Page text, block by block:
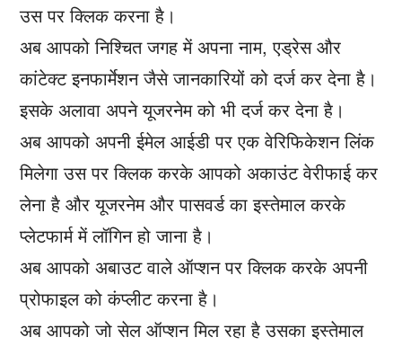
उस पर क्लिक करना है।
अब आपको निश्चित जगह में अपना नाम, एड्रेस और
कांटेक्ट इनफार्मेशन जैसे जानकारियों को दर्ज कर देना है।
इसके अलावा अपने यूजरनेम को भी दर्ज कर देना है।
अब आपको अपनी ईमेल आईडी पर एक वेरिफिकेशन लिंक
मिलेगा उस पर क्लिक करके आपको अकाउंट वेरीफाई कर
लेना है और यूजरनेम और पासवर्ड का इस्तेमाल करके
प्लेटफार्म में लॉगिन हो जाना है।
अब आपको अबाउट वाले ऑप्शन पर क्लिक करके अपनी
प्रोफाइल को कंप्लीट करना है।
अब आपको जो सेल ऑप्शन मिल रहा है उसका इस्तेमाल